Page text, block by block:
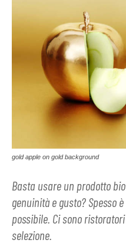
gold apple on gold background
Basta usare un prodotto
genuinità e gusto? Spesso
possibile. Ci sono
selezione.